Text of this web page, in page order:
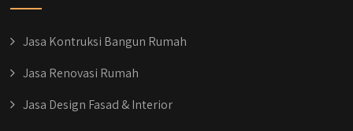
Jasa Kontruksi Bangun Rumah
Jasa Renovasi Rumah
Jasa Design Fasad & Interior